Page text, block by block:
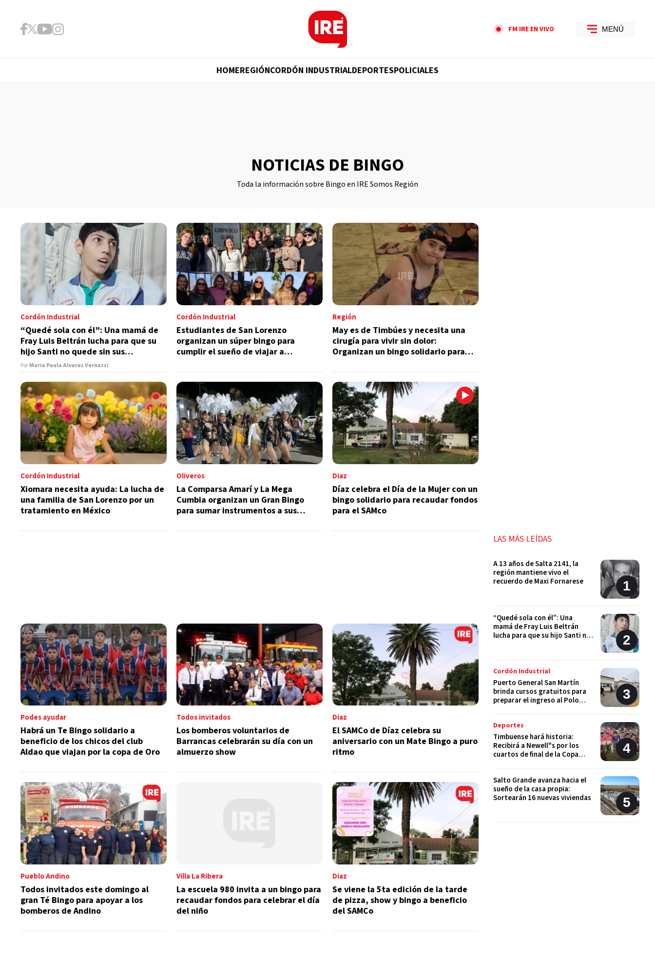
FM IRE EN VIVO MENÚ
HOMEREGIÓNCORDÓN INDUSTRIALDEPORTESPOLICIALES
NOTICIAS DE BINGO
Toda la información sobre Bingo en IRE Somos Región
Cordón Industrial
“Quedé sola con él”: Una mamá de
Fray Luis Beltrán lucha para que su
hijo Santi no quede sin sus
tratamientos
PorMaria Paula Alvarez Vernazzi
Cordón Industrial
Estudiantes de San Lorenzo
organizan un súper bingo para
cumplir el sueño de viajar a
Región
May es de Timbúes y necesita una
cirugía para vivir sin dolor:
Organizan un bingo solidario para
Cordón Industrial
Xiomara necesita ayuda: La lucha de
una familia de San Lorenzo por un
tratamiento en México
Oliveros
La Comparsa Amarí y La Mega
Cumbia organizan un Gran Bingo
para sumar instrumentos a sus
Diaz
Díaz celebra el Día de la Mujer con un
bingo solidario para recaudar fondos
para el SAMco
Podes ayudar
Habrá un Te Bingo solidario a
beneficio de los chicos del club
Aldao que viajan por la copa de Oro
Todos invitados
Los bomberos voluntarios de
Barrancas celebrarán su día con un
almuerzo show
Diaz
El SAMCo de Díaz celebra su
aniversario con un Mate Bingo a puro
ritmo
Pueblo Andino
Todos invitados este domingo al
gran Té Bingo para apoyar a los
bomberos de Andino
Villa La Ribera
La escuela 980 invita a un bingo para
recaudar fondos para celebrar el día
del niño
Diaz
Se viene la 5ta edición de la tarde
de pizza, show y bingo a beneficio
del SAMCo
LAS MÁS LEÍDAS
A 13 años de Salta 2141, la
región mantiene vivo el
recuerdo de Maxi Fornarese
“Quedé sola con él”: Una
mamá de Fray Luis Beltrán
lucha para que su hijo Santi no
Cordón Industrial
Puerto General San Martín
brinda cursos gratuitos para
preparar el ingreso al Polo
Deportes
Timbuense hará historia:
Recibirá a Newell"s por los
cuartos de final de la Copa
Salto Grande avanza hacia el
sueño de la casa propia:
Sortearán 16 nuevas viviendas